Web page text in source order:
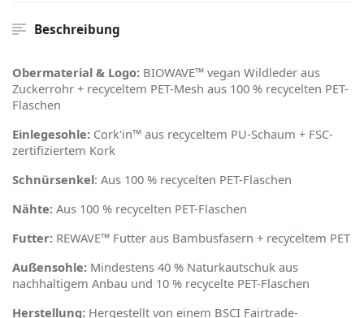
Beschreibung
Obermaterial & Logo: BIOWAVE™ vegan Wildleder aus
Zuckerrohr + recyceltem PET-Mesh aus 100 % recycelten PET-
Flaschen
Einlegesohle: Cork'in™ aus recyceltem PU-Schaum + FSC-
zertifiziertem Kork
Schnürsenkel: Aus 100 % recycelten PET-Flaschen
Nähte: Aus 100 % recycelten PET-Flaschen
Futter: REWAVE™ Futter aus Bambusfasern + recyceltem PET
Außensohle: Mindestens 40 % Naturkautschuk aus
nachhaltigem Anbau und 10 % recycelte PET-Flaschen
Herstellung: Hergestellt von einem BSCI Fairtrade-